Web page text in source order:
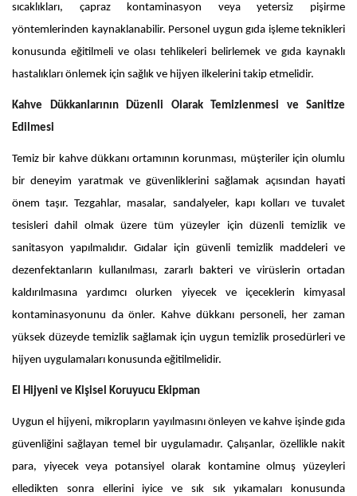
sıcaklıkları, çapraz kontaminasyon veya yetersiz pişirme
yöntemlerinden kaynaklanabilir. Personel uygun gıda işleme teknikleri
konusunda eğitilmeli ve olası tehlikeleri belirlemek ve gıda kaynaklı
hastalıkları önlemek için sağlık ve hijyen ilkelerini takip etmelidir.
Kahve Dükkanlarının Düzenli Olarak Temizlenmesi ve Sanitize
Edilmesi
Temiz bir kahve dükkanı ortamının korunması, müşteriler için olumlu
bir deneyim yaratmak ve güvenliklerini sağlamak açısından hayati
önem taşır. Tezgahlar, masalar, sandalyeler, kapı kolları ve tuvalet
tesisleri dahil olmak üzere tüm yüzeyler için düzenli temizlik ve
sanitasyon yapılmalıdır. Gıdalar için güvenli temizlik maddeleri ve
dezenfektanların kullanılması, zararlı bakteri ve virüslerin ortadan
kaldırılmasına yardımcı olurken yiyecek ve içeceklerin kimyasal
kontaminasyonunu da önler. Kahve dükkanı personeli, her zaman
yüksek düzeyde temizlik sağlamak için uygun temizlik prosedürleri ve
hijyen uygulamaları konusunda eğitilmelidir.
El Hijyeni ve Kişisel Koruyucu Ekipman
Uygun el hijyeni, mikropların yayılmasını önleyen ve kahve işinde gıda
güvenliğini sağlayan temel bir uygulamadır. Çalışanlar, özellikle nakit
para, yiyecek veya potansiyel olarak kontamine olmuş yüzeyleri
elledikten sonra ellerini iyice ve sık sık yıkamaları konusunda